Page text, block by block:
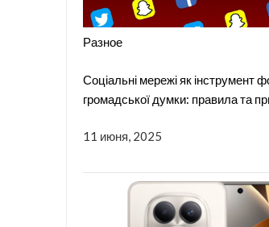
Разное
Соціальні мережі як інструмент
громадської думки: правила та
11 июня, 2025